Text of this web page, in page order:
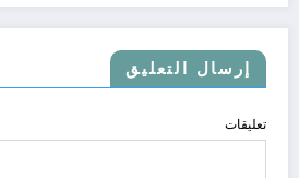
إرسال التعليق
تعليقات